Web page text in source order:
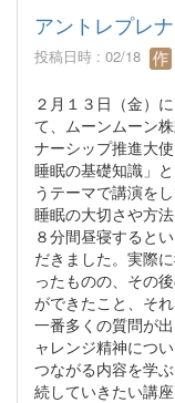
アントレプレ
投稿日時 : 02/18
２月１３日（金）
て、ムーンムーン
ナーシップ推進大
睡眠の基礎知識」
うテーマで講演を
睡眠の大切さや方
８分間昼寝すると
だきました。実際
ったものの、その
ができたこと、そ
一番多くの質問が
ャレンジ精神につ
つながる内容を学
続していきたい講座